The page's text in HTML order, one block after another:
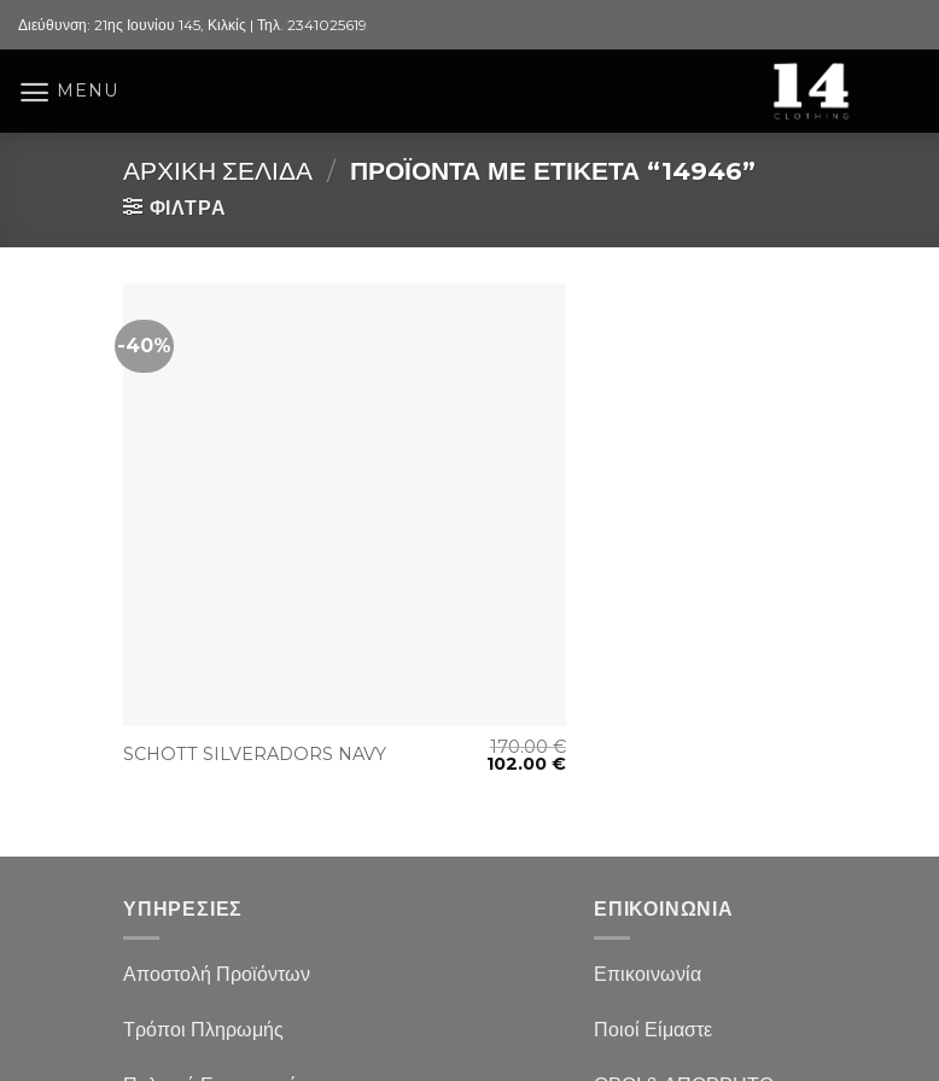
Skip
to
Διεύθυνση: 21ης Ιουνίου 145, Κιλκίς | Τηλ. 2341025619
MENU
ΑΡΧΙΚΉ ΣΕΛΊΔΑ / ΠΡΟΪΌΝΤΑ ΜΕ ΕΤΙΚΈΤΑ “14946”
ΦΙΛΤΡΑ
-40%
SCHOTT SILVERADORS NAVY 170.00€
102.00 €
ΥΠΗΡΕΣΙΕΣ
Αποστολή Προϊόντων
Τρόποι Πληρωμής
ΕΠΙΚΟΙΝΩΝΙΑ
Επικοινωνία
Ποιοί Είμαστε